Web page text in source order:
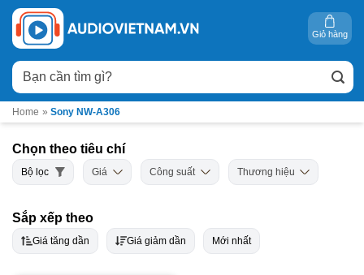
Bỏ
qua
nội
dung
Tìm
kiếm:
Giỏ hàng
Home » Sony NW-A306
Chọn theo tiêu chí
Bộ lọc Giá Công suất Thương hiệu
Sắp xếp theo
Giá tăng dần Giá giảm dần Mới nhất